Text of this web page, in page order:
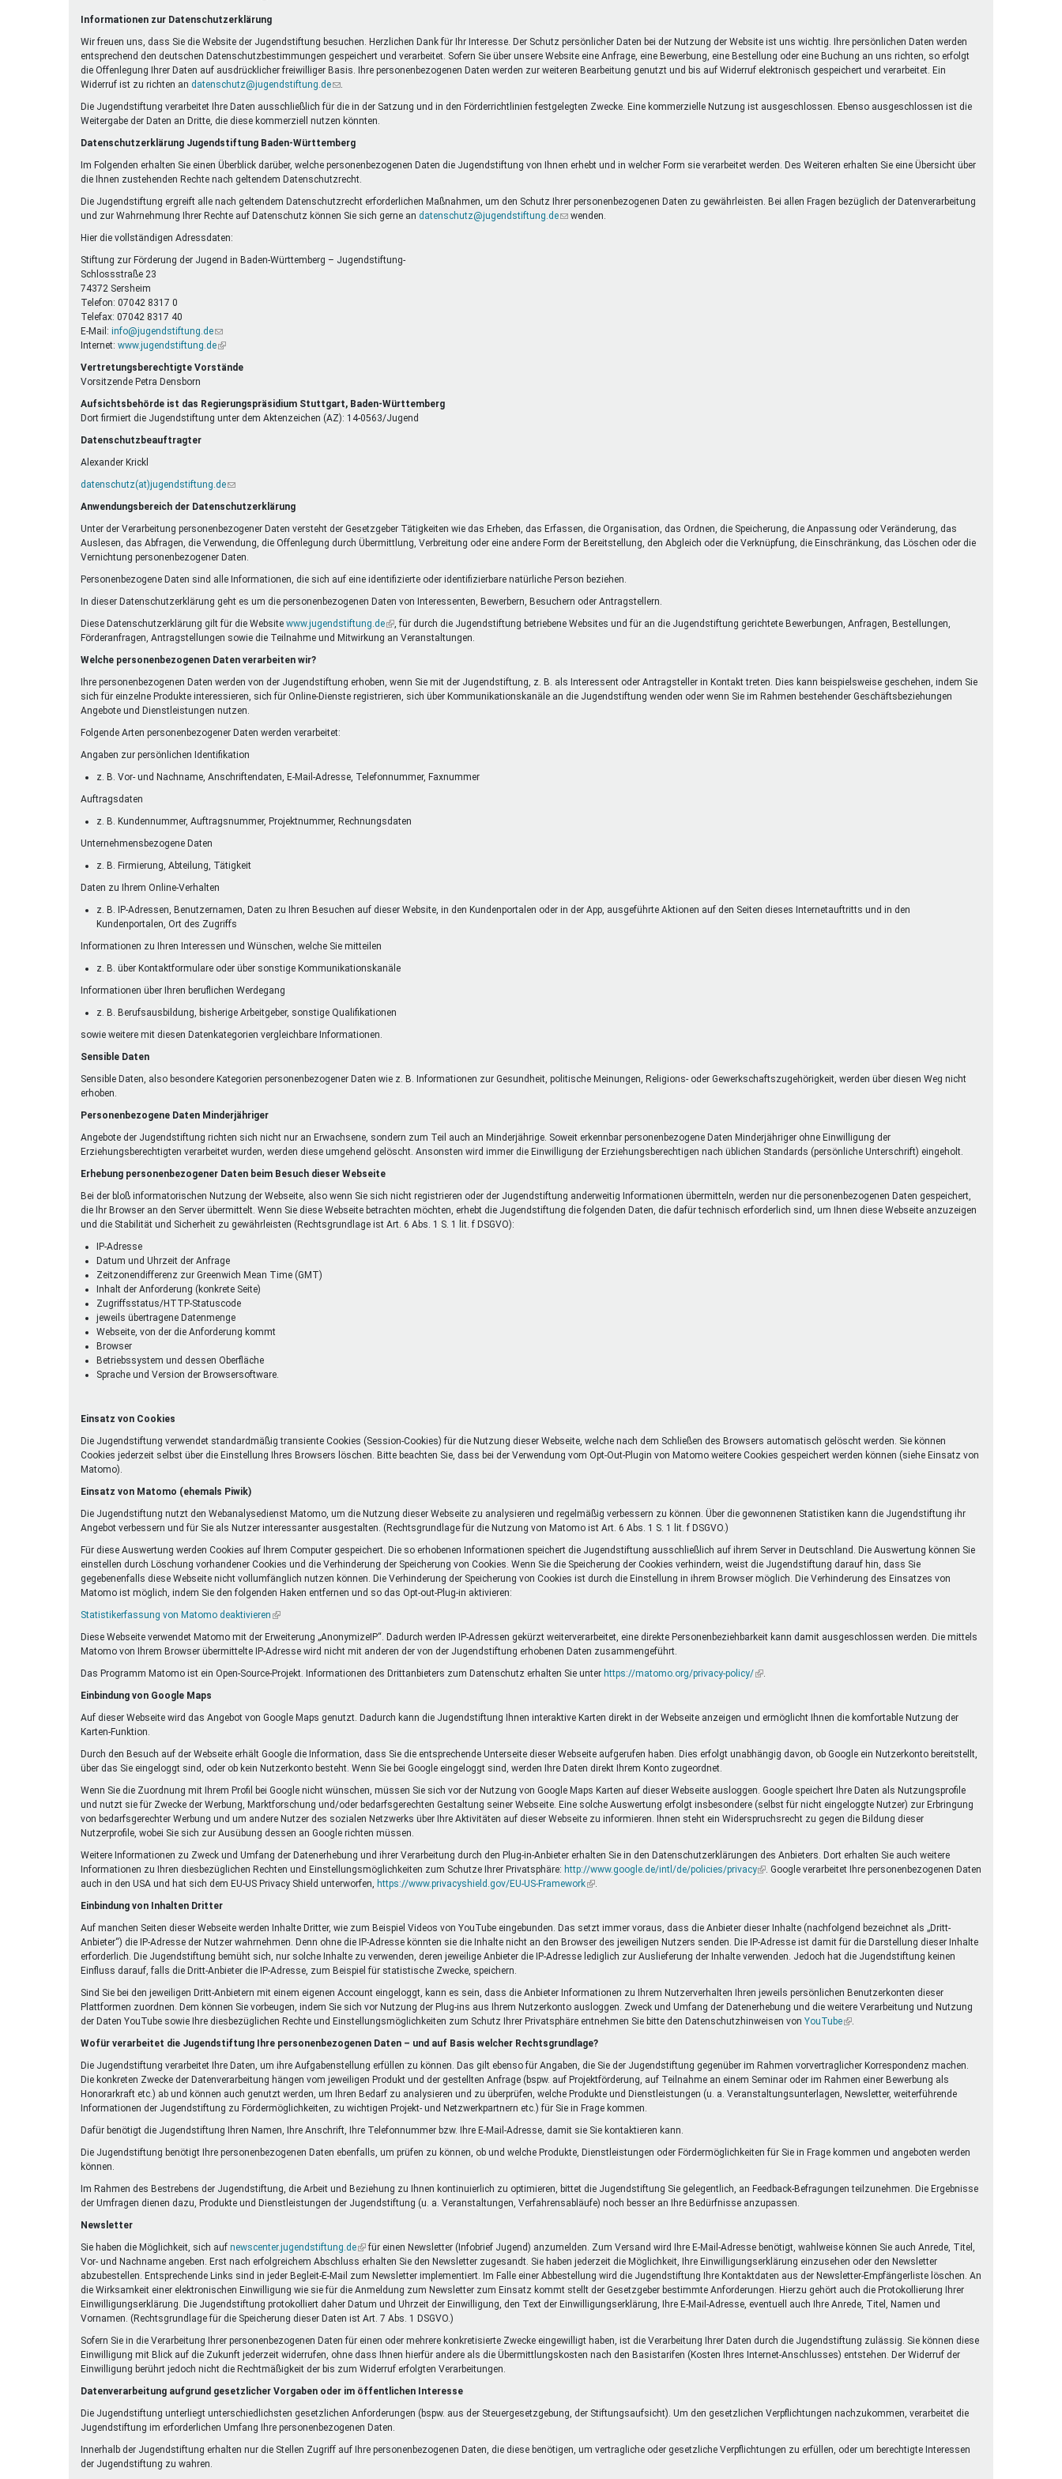
Ferienfreizeiten
Sprung ins Ausland
Umweltmentoren
Mitmachen Ehrensache
Jugendstiftung BW
SMV im Kultusportal
Qualipass
Jugendarbeitsnetz
Jugendgemeinderäte
Informationen zur Datenschutzerklärung
Wir freuen uns, dass Sie die Website der Jugendstiftung besuchen. Herzlichen Dank für Ihr Interesse. Der Schutz persönlicher Daten bei der Nutzung der Website ist uns wichtig. Ihre persönlichen Daten werden
entsprechend den deutschen Datenschutzbestimmungen gespeichert und verarbeitet. Sofern Sie über unsere Website eine Anfrage, eine Bewerbung, eine Bestellung oder eine Buchung an uns richten, so erfolgt
die Offenlegung Ihrer Daten auf ausdrücklicher freiwilliger Basis. Ihre personenbezogenen Daten werden zur weiteren Bearbeitung genutzt und bis auf Widerruf elektronisch gespeichert und verarbeitet. Ein
Widerruf ist zu richten an datenschutz@jugendstiftung.de(Link
E-
Mail)
.
Die Jugendstiftung verarbeitet Ihre Daten ausschließlich für die in der Satzung und in den Förderrichtlinien festgelegten Zwecke. Eine kommerzielle Nutzung ist ausgeschlossen. Ebenso ausgeschlossen ist die
Weitergabe der Daten an Dritte, die diese kommerziell nutzen könnten.
Datenschutzerklärung Jugendstiftung Baden-Württemberg
Im Folgenden erhalten Sie einen Überblick darüber, welche personenbezogenen Daten die Jugendstiftung von Ihnen erhebt und in welcher Form sie verarbeitet werden. Des Weiteren erhalten Sie eine Übersicht über
die Ihnen zustehenden Rechte nach geltendem Datenschutzrecht.
Die Jugendstiftung ergreift alle nach geltendem Datenschutzrecht erforderlichen Maßnahmen, um den Schutz Ihrer personenbezogenen Daten zu gewährleisten. Bei allen Fragen bezüglich der Datenverarbeitung
und zur Wahrnehmung Ihrer Rechte auf Datenschutz können Sie sich gerne an datenschutz@jugendstiftung.de(Linkwenden.
Hier die vollständigen Adressdaten:
Stiftung zur Förderung der Jugend in Baden-Württemberg – Jugendstiftung-
Schlossstraße 23
74372 Sersheim
Telefon: 07042 8317 0
Telefax: 07042 8317 40
E-Mail: info@jugendstiftung.de(Link
sendet
Mail)
Internet: www.jugendstiftung.de(Link
extern)
Vertretungsberechtigte Vorstände
Vorsitzende Petra Densborn
Aufsichtsbehörde ist das Regierungspräsidium Stuttgart, Baden-Württemberg
Dort firmiert die Jugendstiftung unter dem Aktenzeichen (AZ): 14-0563/Jugend
Datenschutzbeauftragter
Alexander Krickl
datenschutz(at)jugendstiftung.de(Link
E-
Mail)
Anwendungsbereich der Datenschutzerklärung
Unter der Verarbeitung personenbezogener Daten versteht der Gesetzgeber Tätigkeiten wie das Erheben, das Erfassen, die Organisation, das Ordnen, die Speicherung, die Anpassung oder Veränderung, das
Auslesen, das Abfragen, die Verwendung, die Offenlegung durch Übermittlung, Verbreitung oder eine andere Form der Bereitstellung, den Abgleich oder die Verknüpfung, die Einschränkung, das Löschen oder die
Vernichtung personenbezogener Daten.
Personenbezogene Daten sind alle Informationen, die sich auf eine identifizierte oder identifizierbare natürliche Person beziehen.
In dieser Datenschutzerklärung geht es um die personenbezogenen Daten von Interessenten, Bewerbern, Besuchern oder Antragstellern.
Diese Datenschutzerklärung gilt für die Website www.jugendstiftung.de(Link
ist
, für durch die Jugendstiftung betriebene Websites und für an die Jugendstiftung gerichtete Bewerbungen, Anfragen, Bestellungen,
Förderanfragen, Antragstellungen sowie die Teilnahme und Mitwirkung an Veranstaltungen.
Welche personenbezogenen Daten verarbeiten wir?
Ihre personenbezogenen Daten werden von der Jugendstiftung erhoben, wenn Sie mit der Jugendstiftung, z. B. als Interessent oder Antragsteller in Kontakt treten. Dies kann beispielsweise geschehen, indem Sie
sich für einzelne Produkte interessieren, sich für Online-Dienste registrieren, sich über Kommunikationskanäle an die Jugendstiftung wenden oder wenn Sie im Rahmen bestehender Geschäftsbeziehungen
Angebote und Dienstleistungen nutzen.
Folgende Arten personenbezogener Daten werden verarbeitet:
Angaben zur persönlichen Identifikation
z. B. Vor- und Nachname, Anschriftendaten, E-Mail-Adresse, Telefonnummer, Faxnummer
Auftragsdaten
z. B. Kundennummer, Auftragsnummer, Projektnummer, Rechnungsdaten
Unternehmensbezogene Daten
z. B. Firmierung, Abteilung, Tätigkeit
Daten zu Ihrem Online-Verhalten
z. B. IP-Adressen, Benutzernamen, Daten zu Ihren Besuchen auf dieser Website, in den Kundenportalen oder in der App, ausgeführte Aktionen auf den Seiten dieses Internetauftritts und in den
Kundenportalen, Ort des Zugriffs
Informationen zu Ihren Interessen und Wünschen, welche Sie mitteilen
z. B. über Kontaktformulare oder über sonstige Kommunikationskanäle
Informationen über Ihren beruflichen Werdegang
z. B. Berufsausbildung, bisherige Arbeitgeber, sonstige Qualifikationen
sowie weitere mit diesen Datenkategorien vergleichbare Informationen.
Sensible Daten
Sensible Daten, also besondere Kategorien personenbezogener Daten wie z. B. Informationen zur Gesundheit, politische Meinungen, Religions- oder Gewerkschaftszugehörigkeit, werden über diesen Weg nicht
erhoben.
Personenbezogene Daten Minderjähriger
Angebote der Jugendstiftung richten sich nicht nur an Erwachsene, sondern zum Teil auch an Minderjährige. Soweit erkennbar personenbezogene Daten Minderjähriger ohne Einwilligung der
Erziehungsberechtigten verarbeitet wurden, werden diese umgehend gelöscht. Ansonsten wird immer die Einwilligung der Erziehungsberechtigen nach üblichen Standards (persönliche Unterschrift) eingeholt.
Erhebung personenbezogener Daten beim Besuch dieser Webseite
Bei der bloß informatorischen Nutzung der Webseite, also wenn Sie sich nicht registrieren oder der Jugendstiftung anderweitig Informationen übermitteln, werden nur die personenbezogenen Daten gespeichert,
die Ihr Browser an den Server übermittelt. Wenn Sie diese Webseite betrachten möchten, erhebt die Jugendstiftung die folgenden Daten, die dafür technisch erforderlich sind, um Ihnen diese Webseite anzuzeigen
und die Stabilität und Sicherheit zu gewährleisten (Rechtsgrundlage ist Art. 6 Abs. 1 S. 1 lit. f DSGVO):
IP-Adresse
Datum und Uhrzeit der Anfrage
Zeitzonendifferenz zur Greenwich Mean Time (GMT)
Inhalt der Anforderung (konkrete Seite)
Zugriffsstatus/HTTP-Statuscode
jeweils übertragene Datenmenge
Webseite, von der die Anforderung kommt
Browser
Betriebssystem und dessen Oberfläche
Sprache und Version der Browsersoftware.
Einsatz von Cookies
Die Jugendstiftung verwendet standardmäßig transiente Cookies (Session-Cookies) für die Nutzung dieser Webseite, welche nach dem Schließen des Browsers automatisch gelöscht werden. Sie können
Cookies jederzeit selbst über die Einstellung Ihres Browsers löschen. Bitte beachten Sie, dass bei der Verwendung vom Opt-Out-Plugin von Matomo weitere Cookies gespeichert werden können (siehe Einsatz von
Matomo).
Einsatz von Matomo (ehemals Piwik)
Die Jugendstiftung nutzt den Webanalysedienst Matomo, um die Nutzung dieser Webseite zu analysieren und regelmäßig verbessern zu können. Über die gewonnenen Statistiken kann die Jugendstiftung ihr
Angebot verbessern und für Sie als Nutzer interessanter ausgestalten. (Rechtsgrundlage für die Nutzung von Matomo ist Art. 6 Abs. 1 S. 1 lit. f DSGVO.)
Für diese Auswertung werden Cookies auf Ihrem Computer gespeichert. Die so erhobenen Informationen speichert die Jugendstiftung ausschließlich auf ihrem Server in Deutschland. Die Auswertung können Sie
einstellen durch Löschung vorhandener Cookies und die Verhinderung der Speicherung von Cookies. Wenn Sie die Speicherung der Cookies verhindern, weist die Jugendstiftung darauf hin, dass Sie
gegebenenfalls diese Webseite nicht vollumfänglich nutzen können. Die Verhinderung der Speicherung von Cookies ist durch die Einstellung in ihrem Browser möglich. Die Verhinderung des Einsatzes von
Matomo ist möglich, indem Sie den folgenden Haken entfernen und so das Opt-out-Plug-in aktivieren:
Statistikerfassung von Matomo deaktivieren (Link
extern)
Diese Webseite verwendet Matomo mit der Erweiterung „AnonymizeIP“. Dadurch werden IP-Adressen gekürzt weiterverarbeitet, eine direkte Personenbeziehbarkeit kann damit ausgeschlossen werden. Die mittels
Matomo von Ihrem Browser übermittelte IP-Adresse wird nicht mit anderen der von der Jugendstiftung erhobenen Daten zusammengeführt.
Das Programm Matomo ist ein Open-Source-Projekt. Informationen des Drittanbieters zum Datenschutz erhalten Sie unter https://matomo.org/privacy-policy/(Link
.
Einbindung von Google Maps
Auf dieser Webseite wird das Angebot von Google Maps genutzt. Dadurch kann die Jugendstiftung Ihnen interaktive Karten direkt in der Webseite anzeigen und ermöglicht Ihnen die komfortable Nutzung der
Karten-Funktion.
Durch den Besuch auf der Webseite erhält Google die Information, dass Sie die entsprechende Unterseite dieser Webseite aufgerufen haben. Dies erfolgt unabhängig davon, ob Google ein Nutzerkonto bereitstellt,
über das Sie eingeloggt sind, oder ob kein Nutzerkonto besteht. Wenn Sie bei Google eingeloggt sind, werden Ihre Daten direkt Ihrem Konto zugeordnet.
Wenn Sie die Zuordnung mit Ihrem Profil bei Google nicht wünschen, müssen Sie sich vor der Nutzung von Google Maps Karten auf dieser Webseite ausloggen. Google speichert Ihre Daten als Nutzungsprofile
und nutzt sie für Zwecke der Werbung, Marktforschung und/oder bedarfsgerechten Gestaltung seiner Webseite. Eine solche Auswertung erfolgt insbesondere (selbst für nicht eingeloggte Nutzer) zur Erbringung
von bedarfsgerechter Werbung und um andere Nutzer des sozialen Netzwerks über Ihre Aktivitäten auf dieser Webseite zu informieren. Ihnen steht ein Widerspruchsrecht zu gegen die Bildung dieser
Nutzerprofile, wobei Sie sich zur Ausübung dessen an Google richten müssen.
Weitere Informationen zu Zweck und Umfang der Datenerhebung und ihrer Verarbeitung durch den Plug-in-Anbieter erhalten Sie in den Datenschutzerklärungen des Anbieters. Dort erhalten Sie auch weitere
Informationen zu Ihren diesbezüglichen Rechten und Einstellungsmöglichkeiten zum Schutze Ihrer Privatsphäre: http://www.google.de/intl/de/policies/privacy(Link. Google verarbeitet Ihre personenbezogenen Daten
auch in den USA und hat sich dem EU-US Privacy Shield unterworfen, https://www.privacyshield.gov/EU-US-Framework(Link
.
Einbindung von Inhalten Dritter
Auf manchen Seiten dieser Webseite werden Inhalte Dritter, wie zum Beispiel Videos von YouTube eingebunden. Das setzt immer voraus, dass die Anbieter dieser Inhalte (nachfolgend bezeichnet als „Dritt-
Anbieter“) die IP-Adresse der Nutzer wahrnehmen. Denn ohne die IP-Adresse könnten sie die Inhalte nicht an den Browser des jeweiligen Nutzers senden. Die IP-Adresse ist damit für die Darstellung dieser Inhalte
erforderlich. Die Jugendstiftung bemüht sich, nur solche Inhalte zu verwenden, deren jeweilige Anbieter die IP-Adresse lediglich zur Auslieferung der Inhalte verwenden. Jedoch hat die Jugendstiftung keinen
Einfluss darauf, falls die Dritt-Anbieter die IP-Adresse, zum Beispiel für statistische Zwecke, speichern.
Sind Sie bei den jeweiligen Dritt-Anbietern mit einem eigenen Account eingeloggt, kann es sein, dass die Anbieter Informationen zu Ihrem Nutzerverhalten Ihren jeweils persönlichen Benutzerkonten dieser
Plattformen zuordnen. Dem können Sie vorbeugen, indem Sie sich vor Nutzung der Plug-ins aus Ihrem Nutzerkonto ausloggen. Zweck und Umfang der Datenerhebung und die weitere Verarbeitung und Nutzung
der Daten YouTube sowie Ihre diesbezüglichen Rechte und Einstellungsmöglichkeiten zum Schutz Ihrer Privatsphäre entnehmen Sie bitte den Datenschutzhinweisen von YouTube(Link
.
Wofür verarbeitet die Jugendstiftung Ihre personenbezogenen Daten – und auf Basis welcher Rechtsgrundlage?
Die Jugendstiftung verarbeitet Ihre Daten, um ihre Aufgabenstellung erfüllen zu können. Das gilt ebenso für Angaben, die Sie der Jugendstiftung gegenüber im Rahmen vorvertraglicher Korrespondenz machen.
Die konkreten Zwecke der Datenverarbeitung hängen vom jeweiligen Produkt und der gestellten Anfrage (bspw. auf Projektförderung, auf Teilnahme an einem Seminar oder im Rahmen einer Bewerbung als
Honorarkraft etc.) ab und können auch genutzt werden, um Ihren Bedarf zu analysieren und zu überprüfen, welche Produkte und Dienstleistungen (u. a. Veranstaltungsunterlagen, Newsletter, weiterführende
Informationen der Jugendstiftung zu Fördermöglichkeiten, zu wichtigen Projekt- und Netzwerkpartnern etc.) für Sie in Frage kommen.
Dafür benötigt die Jugendstiftung Ihren Namen, Ihre Anschrift, Ihre Telefonnummer bzw. Ihre E-Mail-Adresse, damit sie Sie kontaktieren kann.
Die Jugendstiftung benötigt Ihre personenbezogenen Daten ebenfalls, um prüfen zu können, ob und welche Produkte, Dienstleistungen oder Fördermöglichkeiten für Sie in Frage kommen und angeboten werden
können.
Im Rahmen des Bestrebens der Jugendstiftung, die Arbeit und Beziehung zu Ihnen kontinuierlich zu optimieren, bittet die Jugendstiftung Sie gelegentlich, an Feedback-Befragungen teilzunehmen. Die Ergebnisse
der Umfragen dienen dazu, Produkte und Dienstleistungen der Jugendstiftung (u. a. Veranstaltungen, Verfahrensabläufe) noch besser an Ihre Bedürfnisse anzupassen.
Newsletter
Sie haben die Möglichkeit, sich auf newscenter.jugendstiftung.de(Link
ist
extern)
für einen Newsletter (Infobrief Jugend) anzumelden. Zum Versand wird Ihre E-Mail-Adresse benötigt, wahlweise können Sie auch Anrede, Titel,
Vor- und Nachname angeben. Erst nach erfolgreichem Abschluss erhalten Sie den Newsletter zugesandt. Sie haben jederzeit die Möglichkeit, Ihre Einwilligungserklärung einzusehen oder den Newsletter
abzubestellen. Entsprechende Links sind in jeder Begleit-E-Mail zum Newsletter implementiert. Im Falle einer Abbestellung wird die Jugendstiftung Ihre Kontaktdaten aus der Newsletter-Empfängerliste löschen. An
die Wirksamkeit einer elektronischen Einwilligung wie sie für die Anmeldung zum Newsletter zum Einsatz kommt stellt der Gesetzgeber bestimmte Anforderungen. Hierzu gehört auch die Protokollierung Ihrer
Einwilligungserklärung. Die Jugendstiftung protokolliert daher Datum und Uhrzeit der Einwilligung, den Text der Einwilligungserklärung, Ihre E-Mail-Adresse, eventuell auch Ihre Anrede, Titel, Namen und
Vornamen. (Rechtsgrundlage für die Speicherung dieser Daten ist Art. 7 Abs. 1 DSGVO.)
Sofern Sie in die Verarbeitung Ihrer personenbezogenen Daten für einen oder mehrere konkretisierte Zwecke eingewilligt haben, ist die Verarbeitung Ihrer Daten durch die Jugendstiftung zulässig. Sie können diese
Einwilligung mit Blick auf die Zukunft jederzeit widerrufen, ohne dass Ihnen hierfür andere als die Übermittlungskosten nach den Basistarifen (Kosten Ihres Internet-Anschlusses) entstehen. Der Widerruf der
Einwilligung berührt jedoch nicht die Rechtmäßigkeit der bis zum Widerruf erfolgten Verarbeitungen.
Datenverarbeitung aufgrund gesetzlicher Vorgaben oder im öffentlichen Interesse
Die Jugendstiftung unterliegt unterschiedlichsten gesetzlichen Anforderungen (bspw. aus der Steuergesetzgebung, der Stiftungsaufsicht). Um den gesetzlichen Verpflichtungen nachzukommen, verarbeitet die
Jugendstiftung im erforderlichen Umfang Ihre personenbezogenen Daten.
Innerhalb der Jugendstiftung erhalten nur die Stellen Zugriff auf Ihre personenbezogenen Daten, die diese benötigen, um vertragliche oder gesetzliche Verpflichtungen zu erfüllen, oder um berechtigte Interessen
der Jugendstiftung zu wahren.